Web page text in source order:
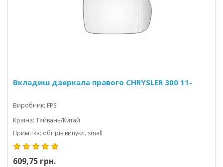
Вкладиш дзеркала правого CHRYSLER 300 11-
Виробник: FPS
Країна: Тайвань/Китай
Примітка: обігрів випукл. small
609,75 грн.